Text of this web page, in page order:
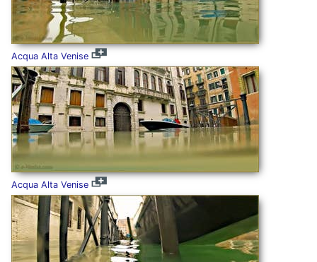
Acqua Alta Venise
Acqua Alta Venise